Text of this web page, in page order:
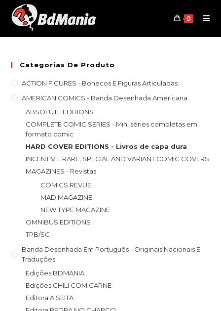
content
0
Categorias De Produto
ACTION FIGURES - Bonecos E Figuras Articuladas
AMERICAN COMICS - Banda Desenhada Americana
ABSOLUTE EDITIONS
COMPLETE COMIC SERIES - Mini séries completas em
formato comic
HARD COVER EDITIONS - Livros de capa dura
INCENTIVE, RARE, SPECIAL AND VARIANT COMIC COVERS
MAGAZINES - Revistas
COMICS REVUE
MAD MAGAZINE
NEW TYPE MAGAZINE
OMNIBUS EDITIONS
TPB/SC
Banda Desenhada Em Português - Originais Nacionais E
Traduções
Edições BDMANIA
Edições CHILI COM CARNE
Editora A SEITA